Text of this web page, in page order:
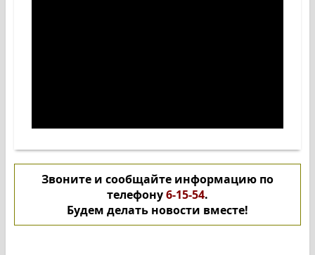
Звоните и сообщайте информацию по
телефону6-15-54.
Будем делать новости вместе!